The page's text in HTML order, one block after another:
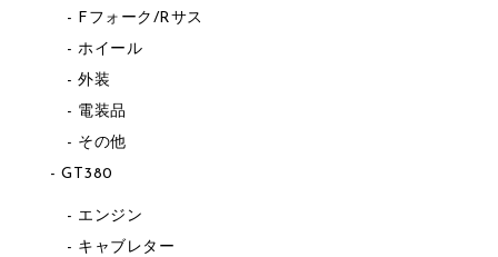
Fフォーク/Rサス
ホイール
外装
電装品
その他
GT380
エンジン
キャブレター